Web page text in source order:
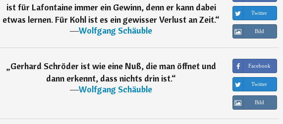
ist für Lafontaine immer ein Gewinn, denn er kann dabei
etwas lernen. Für Kohl ist es ein gewisser Verlust an Zeit.“
―Wolfgang Schäuble
Twitter
Bild
„Gerhard Schröder ist wie eine Nuß, die man öffnet und
dann erkennt, dass nichts drin ist.“
―Wolfgang Schäuble
Facebook
Twitter
Bild